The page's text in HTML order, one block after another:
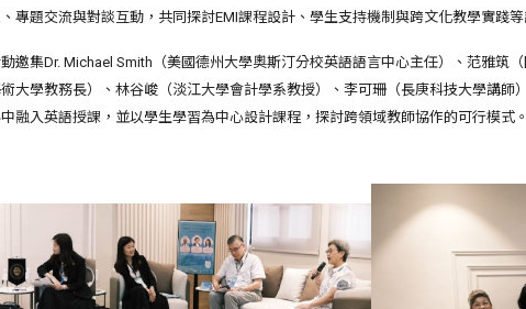
專題交流與對談互動，共同探討EMI課程設計、學生支持機制與跨文化教學實踐
邀集Dr. Michael Smith（美國德州大學奧斯汀分校英語語言中心主任）、范雅筑
大學教務長）、林谷峻（淡江大學會計學系教授）、李可珊（長庚科技大學講
融入英語授課，並以學生學習為中心設計課程，探討跨領域教師協作的可行模